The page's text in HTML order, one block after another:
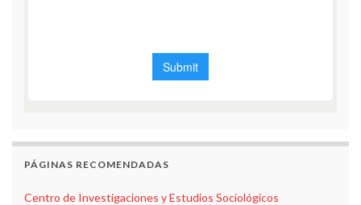
PÁGINAS RECOMENDADAS
Centro de Investigaciones y Estudios Sociológicos